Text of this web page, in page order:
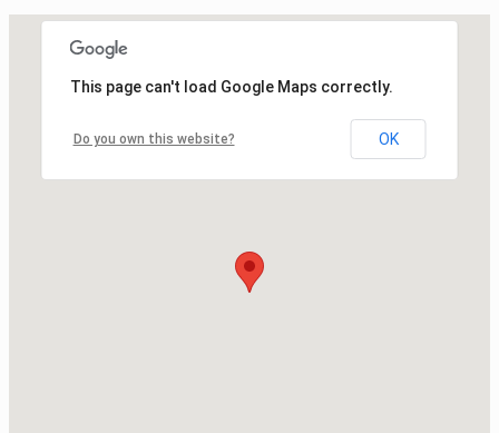
This page can't load Google Maps correctly.
Do you own this website? OK